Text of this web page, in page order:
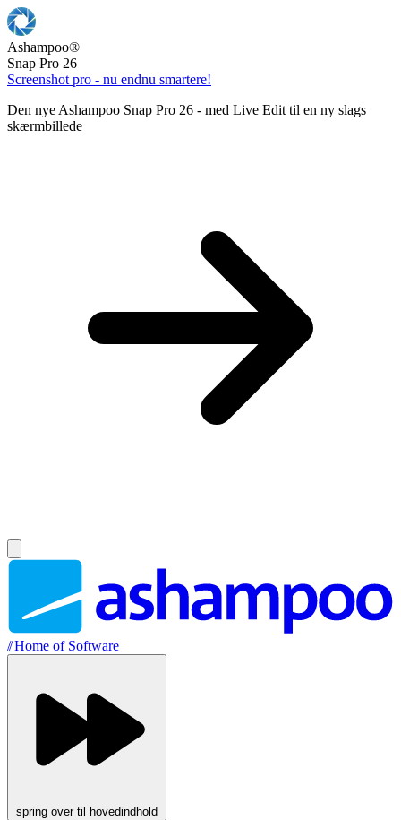
Ashampoo®
Snap Pro 26
Screenshot pro - nu endnu smartere!
Den nye Ashampoo Snap Pro 26 - med Live Edit til en ny slags
skærmbillede
//Home of Software
spring over til hovedindhold